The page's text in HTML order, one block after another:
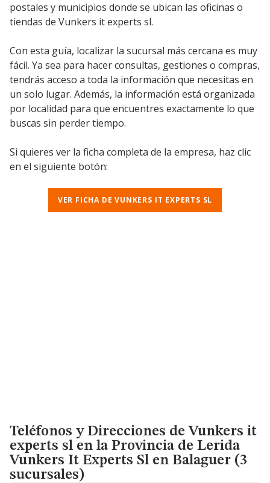
postales y municipios donde se ubican las oficinas o
tiendas de Vunkers it experts sl.
Con esta guía, localizar la sucursal más cercana es muy
fácil. Ya sea para hacer consultas, gestiones o compras,
tendrás acceso a toda la información que necesitas en
un solo lugar. Además, la información está organizada
por localidad para que encuentres exactamente lo que
buscas sin perder tiempo.
Si quieres ver la ficha completa de la empresa, haz clic
en el siguiente botón:
VER FICHA DE VUNKERS IT EXPERTS SL
Teléfonos y Direcciones de Vunkers it
experts sl en la Provincia de Lerida
Vunkers It Experts Sl en Balaguer (3
sucursales)